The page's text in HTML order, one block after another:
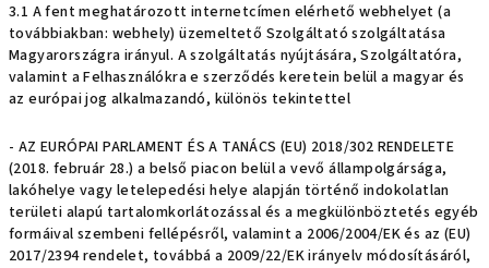
3.1 A fent meghatározott internetcímen elérhető webhelyet (a
továbbiakban: webhely) üzemeltető Szolgáltató szolgáltatása
Magyarországra irányul. A szolgáltatás nyújtására, Szolgáltatóra,
valamint a Felhasználókra e szerződés keretein belül a magyar és
az európai jog alkalmazandó, különös tekintettel
- AZ EURÓPAI PARLAMENT ÉS A TANÁCS (EU) 2018/302 RENDELETE
(2018. február 28.) a belső piacon belül a vevő állampolgársága,
lakóhelye vagy letelepedési helye alapján történő indokolatlan
területi alapú tartalomkorlátozással és a megkülönböztetés egyéb
formáival szembeni fellépésről, valamint a 2006/2004/EK és az (EU)
2017/2394 rendelet, továbbá a 2009/22/EK irányelv módosításáról,